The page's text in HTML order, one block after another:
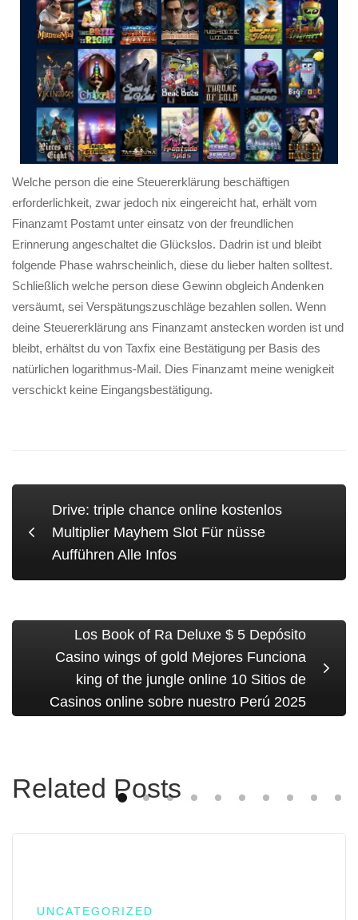
Welche person die eine Steuererklärung beschäftigen
erforderlichkeit, zwar jedoch nix eingereicht hat, erhält vom
Finanzamt Postamt unter einsatz von der freundlichen
Erinnerung angeschaltet die Glückslos. Dadrin ist und bleibt
folgende Phase wahrscheinlich, diese du lieber halten solltest.
Schließlich welche person diese Gewinn obgleich Andenken
versäumt, sei Verspätungszuschläge bezahlen sollen. Wenn
deine Steuererklärung ans Finanzamt anstecken worden ist und
bleibt, erhältst du von Taxfix eine Bestätigung per Basis des
natürlichen logarithmus-Mail. Dies Finanzamt meine wenigkeit
verschickt keine Eingangsbestätigung.
Drive: triple chance online kostenlos
Multiplier Mayhem Slot Für nüsse
Aufführen Alle Infos
Los Book of Ra Deluxe $ 5 Depósito
Casino wings of gold Mejores Funciona
king of the jungle online 10 Sitios de
Casinos online sobre nuestro Perú 2025
Related Posts
UNCATEGORIZED